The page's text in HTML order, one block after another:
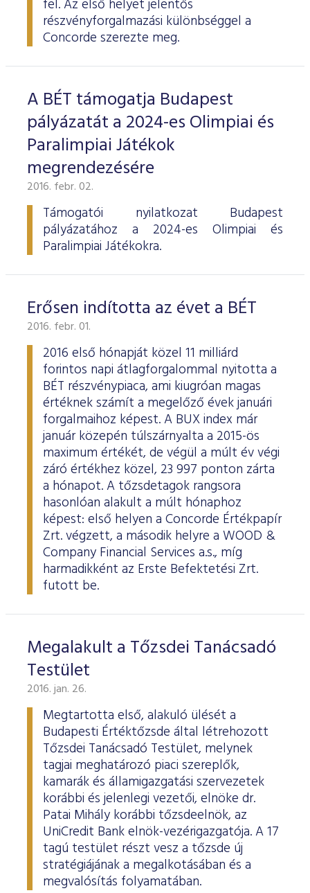
ESG Útmutató
fel. Az első helyet jelentős
részvényforgalmazási különbséggel a
Concorde szerezte meg.
A BÉT támogatja Budapest
pályázatát a 2024-es Olimpiai és
Paralimpiai Játékok
megrendezésére
2016. febr. 02.
Támogatói nyilatkozat Budapest
pályázatához a 2024-es Olimpiai és
Paralimpiai Játékokra.
Erősen indította az évet a BÉT
2016. febr. 01.
2016 első hónapját közel 11 milliárd
forintos napi átlagforgalommal nyitotta a
BÉT részvénypiaca, ami kiugróan magas
értéknek számít a megelőző évek januári
forgalmaihoz képest. A BUX index már
január közepén túlszárnyalta a 2015-ös
maximum értékét, de végül a múlt év végi
záró értékhez közel, 23 997 ponton zárta
a hónapot. A tőzsdetagok rangsora
hasonlóan alakult a múlt hónaphoz
képest: első helyen a Concorde Értékpapír
Zrt. végzett, a második helyre a WOOD &
Company Financial Services a.s., míg
harmadikként az Erste Befektetési Zrt.
futott be.
Megalakult a Tőzsdei Tanácsadó
Testület
2016. jan. 26.
Megtartotta első, alakuló ülését a
Budapesti Értéktőzsde által létrehozott
Tőzsdei Tanácsadó Testület, melynek
tagjai meghatározó piaci szereplők,
kamarák és államigazgatási szervezetek
korábbi és jelenlegi vezetői, elnöke dr.
Patai Mihály korábbi tőzsdeelnök, az
UniCredit Bank elnök-vezérigazgatója. A 17
tagú testület részt vesz a tőzsde új
stratégiájának a megalkotásában és a
megvalósítás folyamatában.